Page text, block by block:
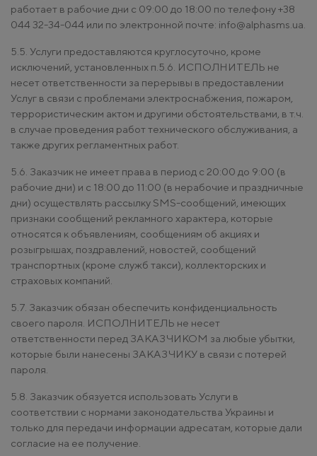
работает в рабочие дни с 09:00 до 18:00 по телефону +38
044 32-34-044 или по электронной почте: info@alphasms.ua.
5.5. Услуги предоставляются круглосуточно, кроме
исключений, установленных п.5.6. ИСПОЛНИТЕЛЬ не
несет ответственности за перерывы в предоставлении
Услуг в связи с проблемами электроснабжения, пожаром,
террористическим актом и другими обстоятельствами, в т.ч.
в случае проведения работ технического обслуживания, а
также других регламентных работ.
5.6. Заказчик не имеет права в период с 20:00 до 9:00 (в
рабочие дни) и с 18:00 до 11:00 (в нерабочие и праздничные
дни) осуществлять рассылку SMS-сообщений, имеющих
признаки сообщений рекламного характера, которые
относятся к объявлениям, сообщениям об акциях и
розыгрышах, поздравлений, новостей, сообщений
транспортных (кроме служб такси), коллекторских и
страховых компаний.
5.7. Заказчик обязан обеспечить конфиденциальность
своего пароля. ИСПОЛНИТЕЛЬ не несет
ответственности перед ЗАКАЗЧИКОМ за любые убытки,
которые были нанесены ЗАКАЗЧИКУ в связи с потерей
пароля.
5.8. Заказчик обязуется использовать Услуги в
соответствии с нормами законодательства Украины и
только для передачи информации адресатам, которые дали
согласие на ее получение.